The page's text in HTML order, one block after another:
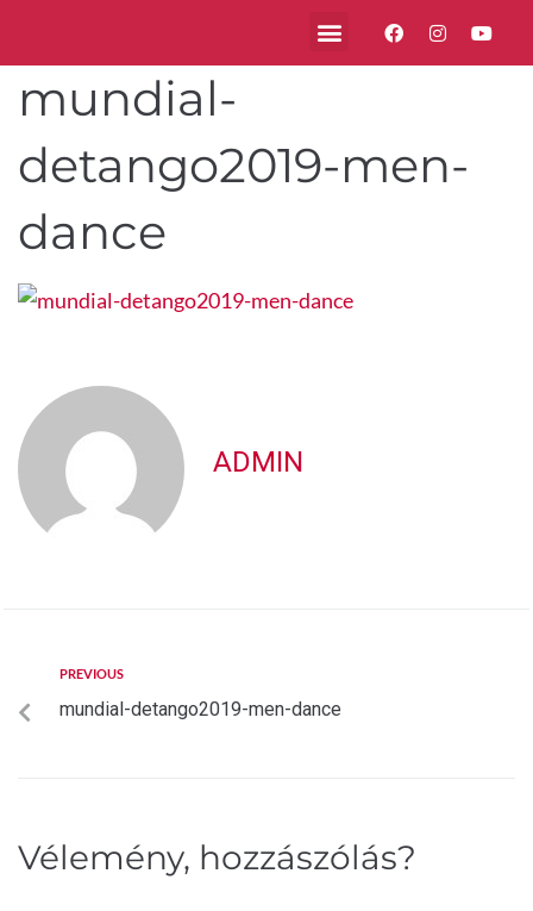
mundial-
detango2019-men-
dance
ADMIN
PREVIOUS
mundial-detango2019-men-dance
Vélemény, hozzászólás?